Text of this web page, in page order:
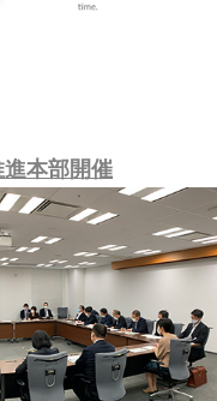
本部開催